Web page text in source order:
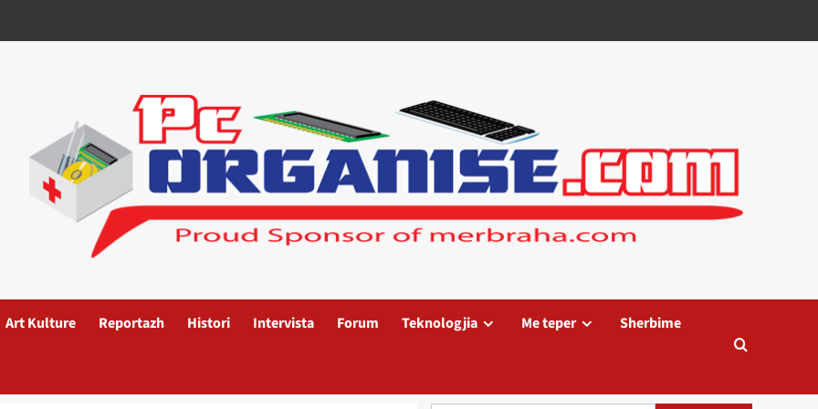
Art Kulture Reportazh Histori Intervista Forum Teknologjia Me teper Sherbime